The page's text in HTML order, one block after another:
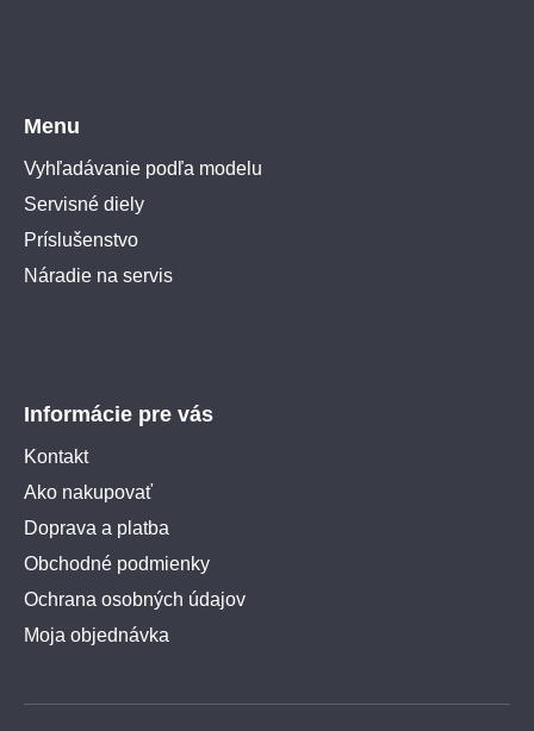
Menu
Vyhľadávanie podľa modelu
Servisné diely
Príslušenstvo
Náradie na servis
Informácie pre vás
Kontakt
Ako nakupovať
Doprava a platba
Obchodné podmienky
Ochrana osobných údajov
Moja objednávka